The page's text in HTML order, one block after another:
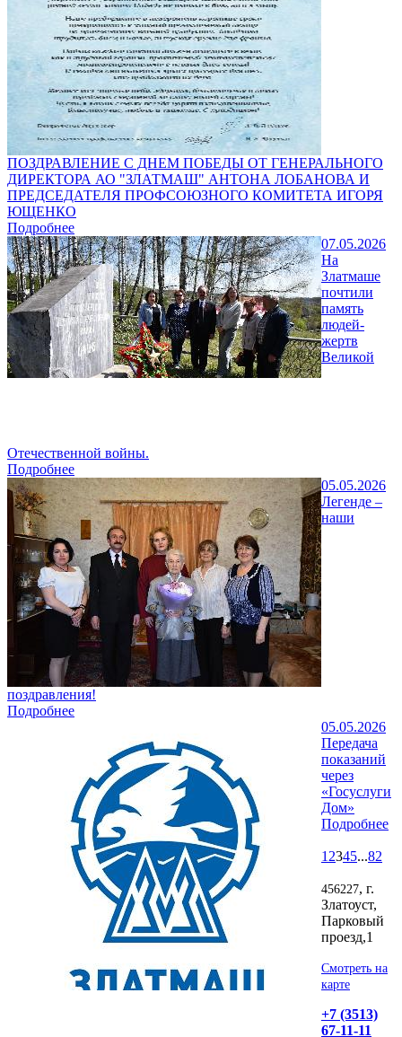
ПОЗДРАВЛЕНИЕ С ДНЕМ ПОБЕДЫ ОТ ГЕНЕРАЛЬНОГО
ДИРЕКТОРА АО "ЗЛАТМАШ" АНТОНА ЛОБАНОВА И
ПРЕДСЕДАТЕЛЯ ПРОФСОЮЗНОГО КОМИТЕТА ИГОРЯ
ЮЩЕНКО
Подробнее
07.05.2026
На
Златмаше
почтили
память
людей-
жертв
Великой
Отечественной войны.
Подробнее
05.05.2026
Легенде –
наши
поздравления!
Подробнее
05.05.2026
Передача
показаний
через
«Госуслуги
Дом»
Подробнее
1 2345...82
456227, г.
Златоуст,
Парковый
проезд,1
Смотреть на
карте
+7 (3513)
67-11-11